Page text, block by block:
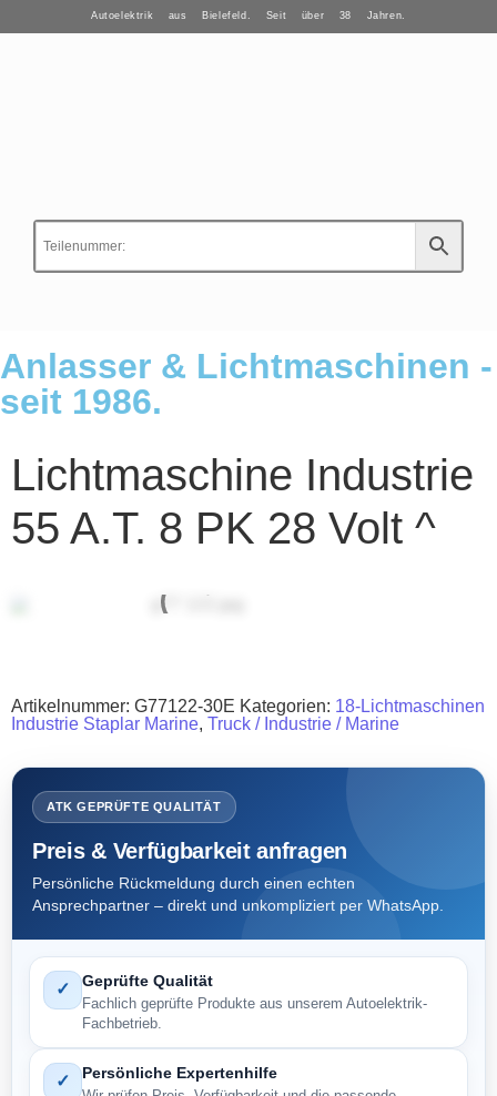
Autoelektrik aus Bielefeld. Seit über 38 Jahren.
Anlasser & Lichtmaschinen -
seit 1986.
Lichtmaschine Industrie
55 A.T. 8 PK 28 Volt ^
Artikelnummer: G77122-30E Kategorien: 18-Lichtmaschinen
Industrie Staplar Marine, Truck / Industrie / Marine
ATK GEPRÜFTE QUALITÄT
Preis & Verfügbarkeit anfragen
Persönliche Rückmeldung durch einen echten
Ansprechpartner – direkt und unkompliziert per WhatsApp.
✓ Geprüfte Qualität
Fachlich geprüfte Produkte aus unserem Autoelektrik-
Fachbetrieb.
✓ Persönliche Expertenhilfe